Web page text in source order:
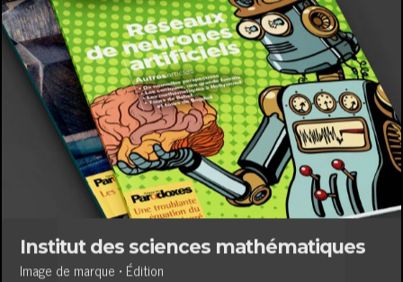
Institut des sciences mathématiques
Image de marque • Édition